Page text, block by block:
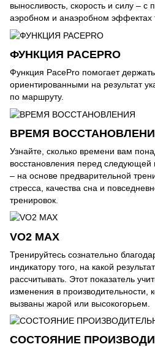
выносливость, скорость и силу –
аэробном и анаэробном эффектах
ФУНКЦИЯ PACEPRO
Функция PacePro помогает
ориентированными на результат
по маршруту.
ВРЕМЯ
Узнайте, сколько времени вам
восстановления перед следующей
– на основе предварительной
стресса, качества сна и
тренировок.
VO2 MAX
Тренируйтесь сознательно
индикатору того, на какой
рассчитывать. Этот показатель
изменения в производительности,
вызваны жарой или высокогорьем.
СОСТОЯНИЕ